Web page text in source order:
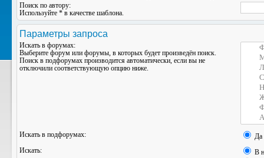
Поиск по автору:
Используйте * в качестве шаблона.
Параметры запроса
Искать в форумах:
Выберите форум или форумы, в которых будет произведён поиск.
Поиск в подфорумах производится автоматически, если вы не
отключили соответствующую опцию ниже.
Искать в подфорумах:
Да
Искать:
В